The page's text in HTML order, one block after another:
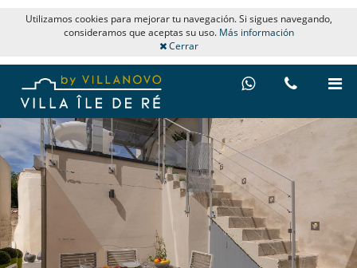
Utilizamos cookies para mejorar tu navegación. Si sigues navegando,
consideramos que aceptas su uso. Más información
Cerrar